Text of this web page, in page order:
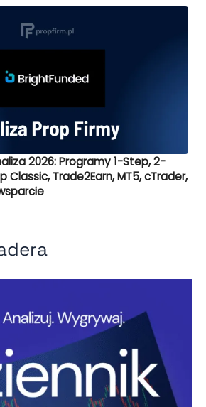
2026: Programy 1-Step, 2-
Classic, Trade2Earn, MT5, cTrader,